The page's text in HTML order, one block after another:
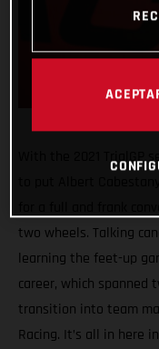
With the 2021 TrialGP
two wheels. Talking
learning the feet-up
career, which spanned
transition into team
Racing. It’s all in here